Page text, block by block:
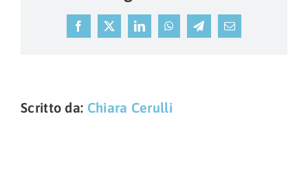
Facebook
X LinkedInWhatsAppTelegramEmail
Scritto da: Chiara Cerulli